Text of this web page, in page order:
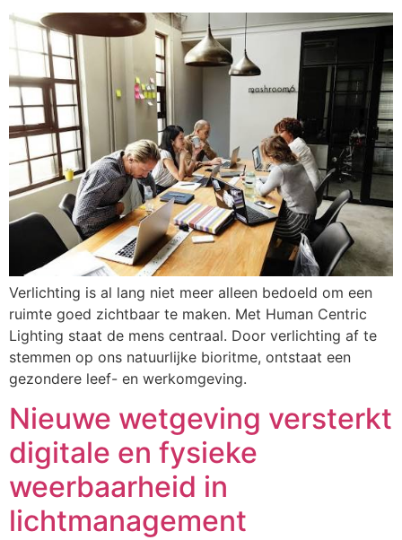
Verlichting is al lang niet meer alleen bedoeld om een
ruimte goed zichtbaar te maken. Met Human Centric
Lighting staat de mens centraal. Door verlichting af te
stemmen op ons natuurlijke bioritme, ontstaat een
gezondere leef- en werkomgeving.
Nieuwe wetgeving versterkt
digitale en fysieke
weerbaarheid in
lichtmanagement